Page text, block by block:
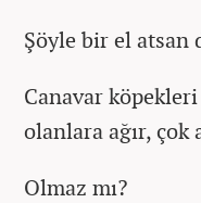
Şöyle bir el atsan
Canavar
olanlara ağır, çok
Olmaz mı?